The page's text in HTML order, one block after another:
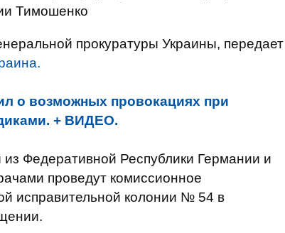
Тимошенко
прокуратуры Украины, передает
о возможных провокациях при
+ ВИДЕО.
Федеративной Республики Германии и
проведут комиссионное
исправительной колонии № 54 в